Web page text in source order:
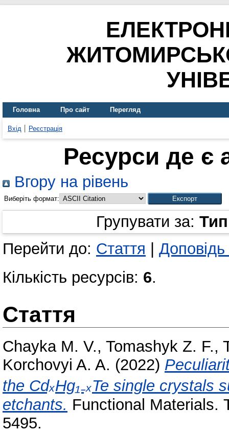
Головна Про сайт Перегляд
Вхід Реєстрація
Ресурси де є
Вгору на рівень
Виберіть формат:
Групувати за:
Перейти до: Стаття
Кількість ресурсів: 6.
Стаття
Chayka M. V., Tomashyk Z. F.,
Korchovyi A. A. (2022)
the CdₓHg₁₋ₓTe single crystals
etchants. Functional
5495.